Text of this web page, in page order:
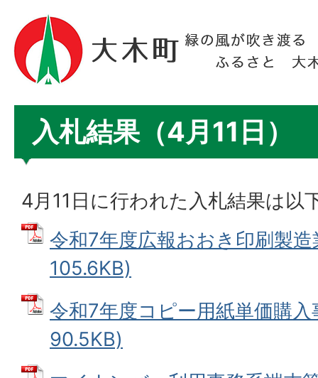
入札結果（4月11日）
4月11日に行われた入札結果は以
令和7年度広報おおき印刷製
105.6KB)
令和7年度コピー用紙単価購
90.5KB)